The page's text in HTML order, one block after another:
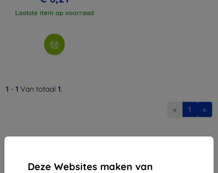
Deze Websites maken van
Laatste item op voorraad
1 - 1 Van totaal 1.
« 1 »